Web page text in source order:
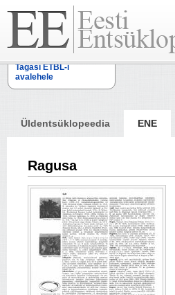
Tagasi ETBL-i
avalehele
Üldentsüklopeedia ENE
Ragusa